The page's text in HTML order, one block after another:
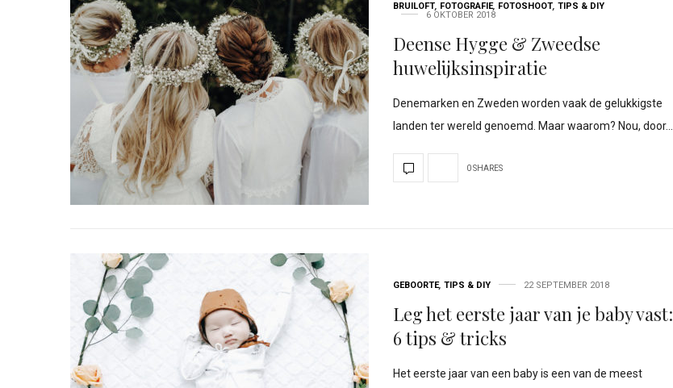
BRUILOFT, FOTOGRAFIE, FOTOSHOOT, TIPS & DIY
6 OKTOBER 2018
Deense Hygge & Zweedse
huwelijksinspiratie
Denemarken en Zweden worden vaak de gelukkigste
landen ter wereld genoemd. Maar waarom? Nou, door…
0 SHARES
GEBOORTE, TIPS & DIY 22 SEPTEMBER 2018
Leg het eerste jaar van je baby vast:
6 tips & tricks
Het eerste jaar van een baby is een van de meest